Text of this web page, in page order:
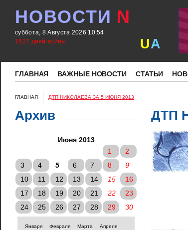
НОВОСТИ N
суббота, 8 Августа 2026 10:54
1627 дней войны
UA
ГЛАВНАЯ ВАЖНЫЕ НОВОСТИ СТАТЬИ
ГЛАВНАЯ ДТП НИКОЛАЕВА ЗА 5 ИЮНЯ 2013
Архив
Июня 2013
1
2
3
4 5 6 7 8
9
10
11 12 13 14 15
16
17
18 19 20 21 22
23
24
25 26 27 28 29 30
Января Февраля Марта
Апреля
ДТП